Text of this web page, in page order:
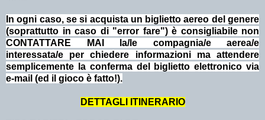
In ogni caso, se si acquista un biglietto aereo del genere
(soprattutto in caso di "error fare") è consigliabile non
CONTATTARE MAI la/le compagnia/e aerea/e
interessata/e per chiedere informazioni ma attendere
semplicemente la conferma del biglietto elettronico via
e-mail (ed il gioco è fatto!).
DETTAGLI ITINERARIO